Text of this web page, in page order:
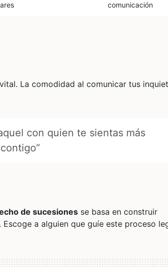
comunicación
La comodidad al comunicar tus
con quien te sientas más
de sucesiones se basa en construir
a alguien que guíe este proceso